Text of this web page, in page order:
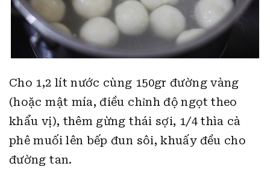
Cho 1,2 lít nước cùng 150gr đường vàng
(hoặc mật mía, điều chỉnh độ ngọt theo
khẩu vị), thêm gừng thái sợi, 1/4 thìa cà
phê muối lên bếp đun sôi, khuấy đều cho
đường tan.